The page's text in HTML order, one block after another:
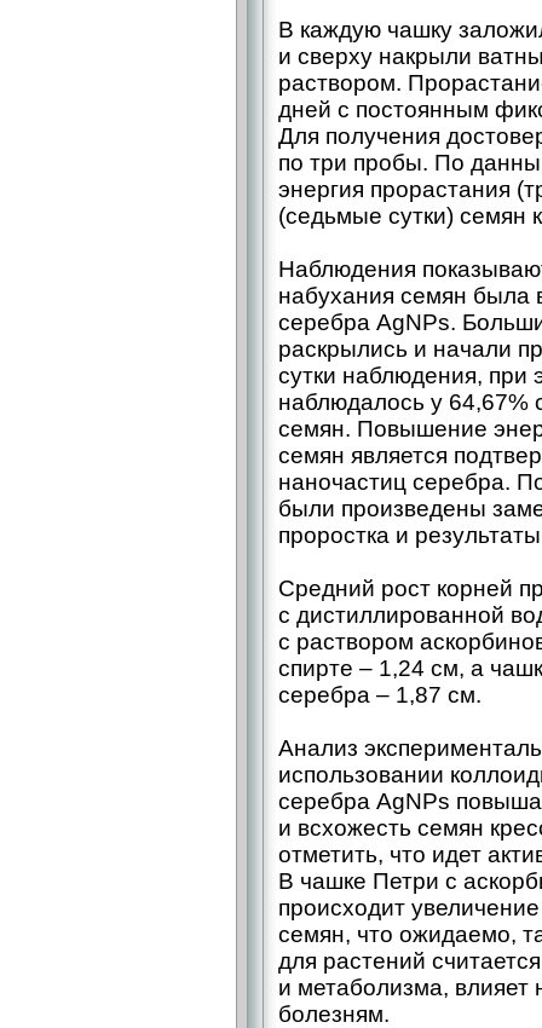
В каждую чашку
и сверху накрыли
раствором.
дней с постоянным
Для получения
по три пробы. По
энергия прорастания
(седьмые сутки) семян
Наблюдения
набухания семян была
серебра AgNPs.
раскрылись и начали
сутки наблюдения,
наблюдалось у 64,67%
семян. Повышение
семян является
наночастиц серебра.
были произведены
проростка и
Средний рост корней
с дистиллированной
с раствором
спирте – 1,24 см, а
серебра – 1,87 см.
Анализ
использовании
серебра AgNPs
и всхожесть семян
отметить, что идет
В чашке Петри с
происходит
семян, что ожидаемо,
для растений
и метаболизма, влияет
болезням.